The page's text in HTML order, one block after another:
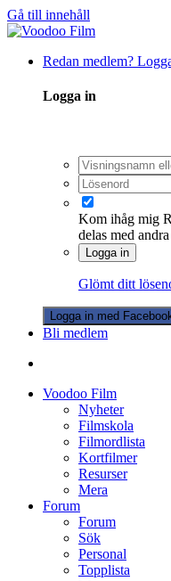
Gå till innehåll
Redan medlem?
Logga in
Kom ihåg mig
delas med andra
Logga in
Glömt ditt
Logga in med
Bli medlem
Voodoo Film
Nyheter
Filmskola
Filmordlista
Kortfilmer
Resurser
Mera
Forum
Forum
Sök
Personal
Topplista